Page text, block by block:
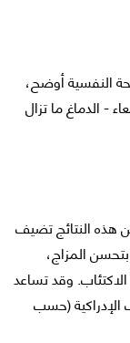
النفسية أوضح،
- الدماغ ما تزال
هذه النتائج تضيف
المزاج،
وقد تساعد
الإدراكية (حسب